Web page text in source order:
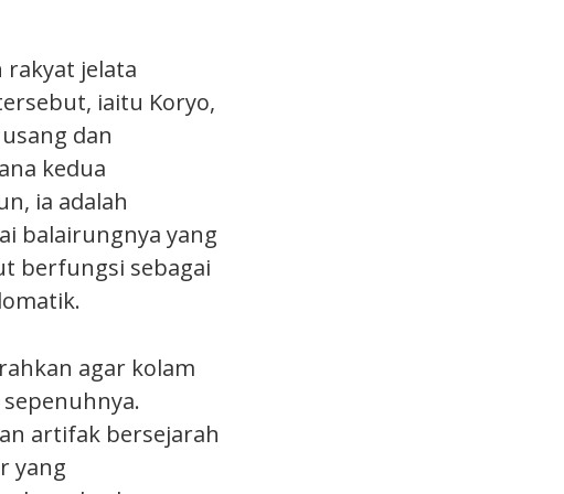
rakyat jelata
iaitu Koryo,
dan
kedua
ia adalah
balairungnya yang
berfungsi sebagai
agar kolam
artifak bersejarah
yang